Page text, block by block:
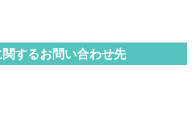
するお問い合わせ先